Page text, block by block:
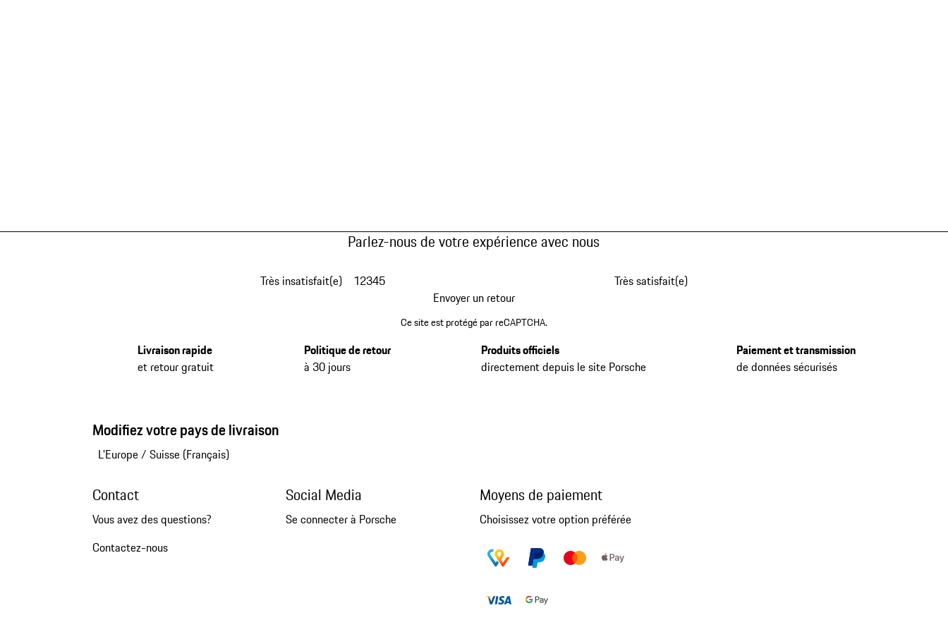
Parlez-nous de votre expérience avec nous
Très insatisfait(e) 12345
Très satisfait(e)
Envoyer un retour
Ce site est protégé par reCAPTCHA.
Livraison rapide
et retour gratuit
Politique de retour
à 30 jours
Produits officiels
directement depuis le site Porsche
Paiement et transmission
de données sécurisés
Modifiez votre pays de livraison
L'Europe/ Suisse (Français)
Contact
Vous avez des questions?
Contactez-nous
Social Media
Se connecter à Porsche
Moyens de paiement
Choisissez votre option préférée